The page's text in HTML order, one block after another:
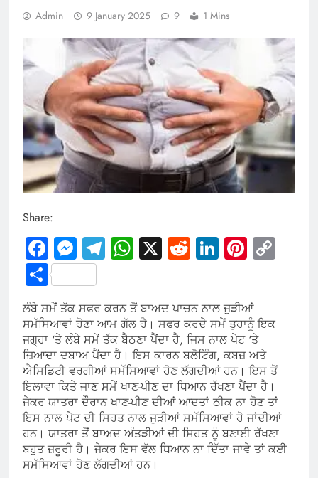
Admin 9 January 2025 9 1 Mins
Share:
Facebook
Messenger
Telegram
WhatsApp
X RedditLinkedIn
Share
ਲੰਬੇ ਸਮੇਂ ਤੱਕ ਸਫਰ ਕਰਨ ਤੋਂ ਬਾਅਦ ਪਾਚਨ ਨਾਲ ਜੁੜੀਆਂ
ਸਮੱਸਿਆਵਾਂ ਹੋਣਾ ਆਮ ਗੱਲ ਹੈ। ਸਫਰ ਕਰਦੇ ਸਮੇਂ ਤੁਹਾਨੂੰ ਇਕ
ਜਗ੍ਹਾ ‘ਤੇ ਲੰਬੇ ਸਮੇਂ ਤੱਕ ਬੈਠਣਾ ਪੈਂਦਾ ਹੈ, ਜਿਸ ਨਾਲ ਪੇਟ ‘ਤੇ
ਜ਼ਿਆਦਾ ਦਬਾਅ ਪੈਂਦਾ ਹੈ। ਇਸ ਕਾਰਨ ਬਲੋਟਿੰਗ, ਕਬਜ਼ ਅਤੇ
ਐਸਿਡਿਟੀ ਵਰਗੀਆਂ ਸਮੱਸਿਆਵਾਂ ਹੋਣ ਲੱਗਦੀਆਂ ਹਨ। ਇਸ ਤੋਂ
ਇਲਾਵਾ ਕਿਤੇ ਜਾਣ ਸਮੇਂ ਖਾਣ-ਪੀਣ ਦਾ ਧਿਆਨ ਰੱਖਣਾ ਪੈਂਦਾ ਹੈ।
ਜੇਕਰ ਯਾਤਰਾ ਦੌਰਾਨ ਖਾਣ-ਪੀਣ ਦੀਆਂ ਆਦਤਾਂ ਠੀਕ ਨਾ ਹੋਣ ਤਾਂ
ਇਸ ਨਾਲ ਪੇਟ ਦੀ ਸਿਹਤ ਨਾਲ ਜੁੜੀਆਂ ਸਮੱਸਿਆਵਾਂ ਹੋ ਜਾਂਦੀਆਂ
ਹਨ। ਯਾਤਰਾ ਤੋਂ ਬਾਅਦ ਅੰਤੜੀਆਂ ਦੀ ਸਿਹਤ ਨੂੰ ਬਣਾਈ ਰੱਖਣਾ
ਬਹੁਤ ਜ਼ਰੂਰੀ ਹੈ। ਜੇਕਰ ਇਸ ਵੱਲ ਧਿਆਨ ਨਾ ਦਿੱਤਾ ਜਾਵੇ ਤਾਂ ਕਈ
ਸਮੱਸਿਆਵਾਂ ਹੋਣ ਲੱਗਦੀਆਂ ਹਨ।